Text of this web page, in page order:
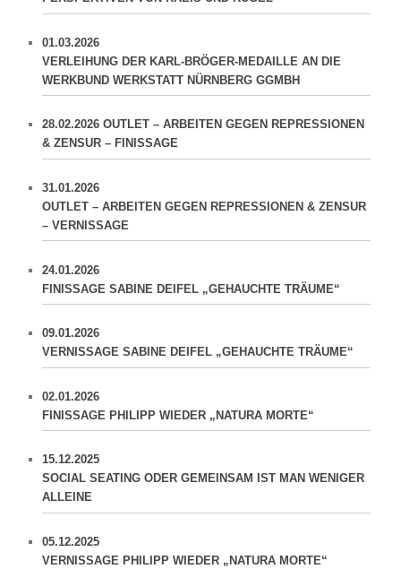
01.03.2026
VERLEIHUNG DER KARL-BRÖGER-MEDAILLE AN DIE
WERKBUND WERKSTATT NÜRNBERG GGMBH
28.02.2026 OUTLET – ARBEITEN GEGEN REPRESSIONEN
& ZENSUR – FINISSAGE
31.01.2026
OUTLET – ARBEITEN GEGEN REPRESSIONEN & ZENSUR
– VERNISSAGE
24.01.2026
FINISSAGE SABINE DEIFEL „GEHAUCHTE TRÄUME“
09.01.2026
VERNISSAGE SABINE DEIFEL „GEHAUCHTE TRÄUME“
02.01.2026
FINISSAGE PHILIPP WIEDER „NATURA MORTE“
15.12.2025
SOCIAL SEATING ODER GEMEINSAM IST MAN WENIGER
ALLEINE
05.12.2025
VERNISSAGE PHILIPP WIEDER „NATURA MORTE“